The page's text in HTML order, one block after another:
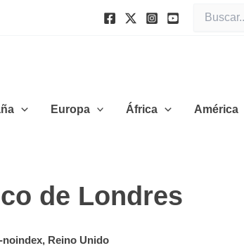
por:
Europa África América
de Londres
noindex, Reino Unido